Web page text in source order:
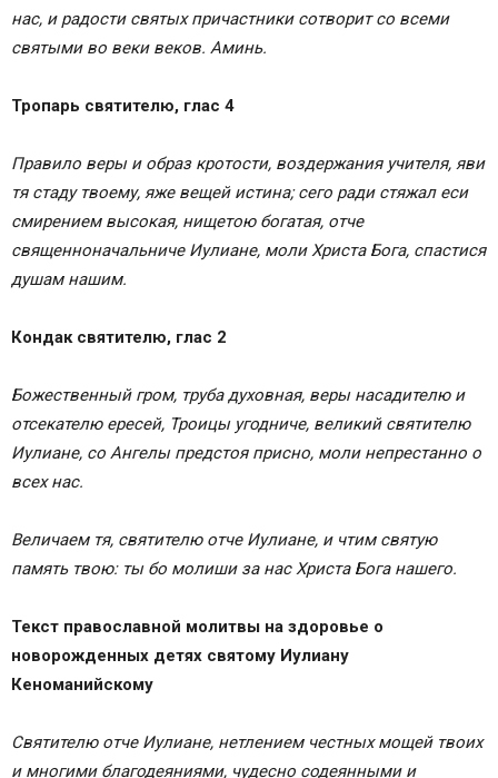
нас, и радости святых причастники сотворит со всеми
святыми во веки веков. Аминь.
Тропарь святителю, глас 4
Правило веры и образ кротости, воздержания учителя, яви
тя стаду твоему, яже вещей истина; сего ради стяжал еси
смирением высокая, нищетою богатая, отче
священноначальниче Иулиане, моли Христа Бога, спастися
душам нашим.
Кондак святителю, глас 2
Божественный гром, труба духовная, веры насадителю и
отсекателю ересей, Троицы угодниче, великий святителю
Иулиане, со Ангелы предстоя присно, моли непрестанно о
всех нас.
Величаем тя, святителю отче Иулиане, и чтим святую
память твою: ты бо молиши за нас Христа Бога нашего.
Текст православной молитвы на здоровье о
новорожденных детях святому Иулиану
Кеноманийскому
Святителю отче Иулиане, нетлением честных мощей твоих
и многими благодеяниями, чудесно содеянными и